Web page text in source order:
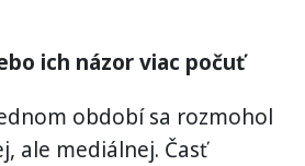
ich názor viac počuť
období sa rozmohol
ale mediálnej. Časť